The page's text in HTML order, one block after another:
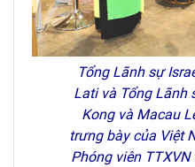
Tổng Lãnh sự
Lati và Tổng Lãnh
Kong và Macau
trưng bày của Việt
Phóng viên